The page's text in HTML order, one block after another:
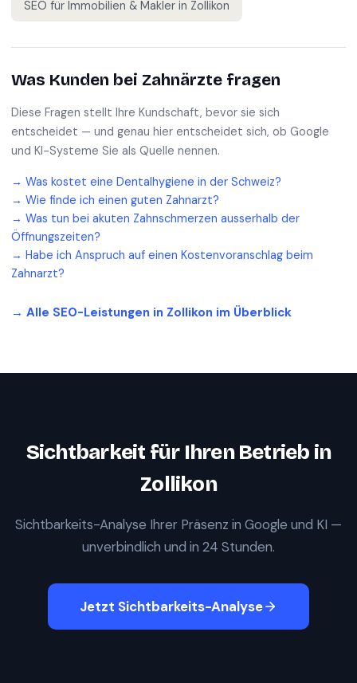
SEO für Immobilien & Makler in Zollikon
Was Kunden bei Zahnärzte fragen
Diese Fragen stellt Ihre Kundschaft, bevor sie sich
entscheidet — und genau hier entscheidet sich, ob Google
und KI-Systeme Sie als Quelle nennen.
→ Was kostet eine Dentalhygiene in der Schweiz?
→ Wie finde ich einen guten Zahnarzt?
→ Was tun bei akuten Zahnschmerzen ausserhalb der
Öffnungszeiten?
→ Habe ich Anspruch auf einen Kostenvoranschlag beim
Zahnarzt?
→ Alle SEO-Leistungen in Zollikon im Überblick
Sichtbarkeit für Ihren Betrieb in
Zollikon
Sichtbarkeits-Analyse Ihrer Präsenz in Google und KI —
unverbindlich und in 24 Stunden.
Jetzt Sichtbarkeits-Analyse